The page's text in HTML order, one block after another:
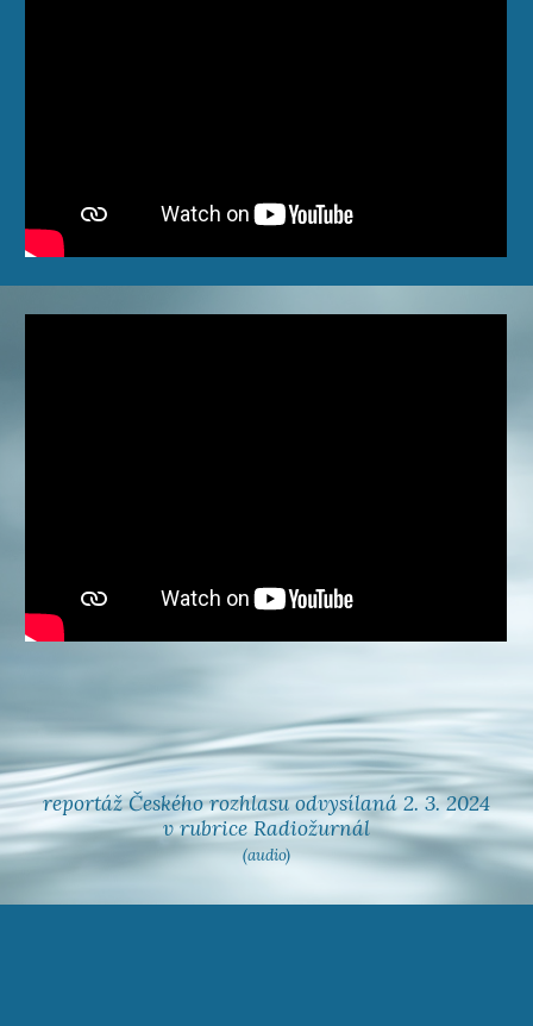
reportáž Českého rozhlasu odvysílaná 2. 3. 2024
v rubrice Radiožurnál
(audio)